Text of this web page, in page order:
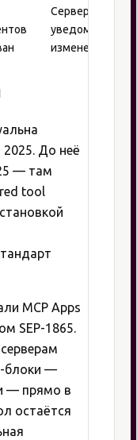
Сервер
уведомляет об
изменениях
2025. До неё
— там
tool
MCP Apps
SEP-1865.
блоки —
— прямо в
остаётся